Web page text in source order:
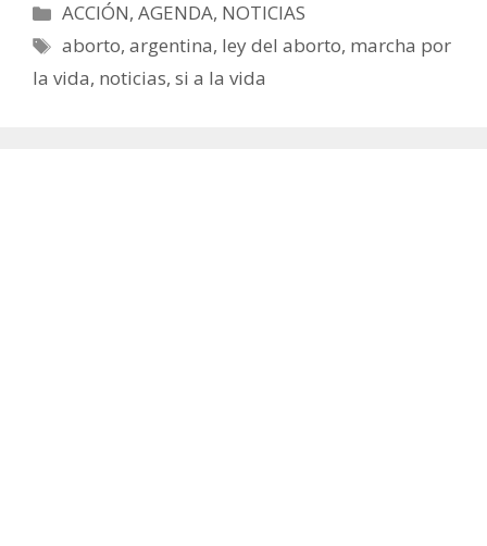
Categorías
ACCIÓN,AGENDA, NOTICIAS
Etiquetas
aborto,argentina, ley del aborto, marcha por
la vida, noticias, si a la vida